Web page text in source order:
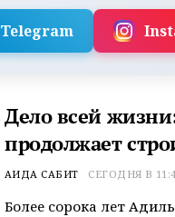
Telegram
Дело всей
продолжает
АИДА САБИТ СЕГОДНЯ В
Более сорока лет